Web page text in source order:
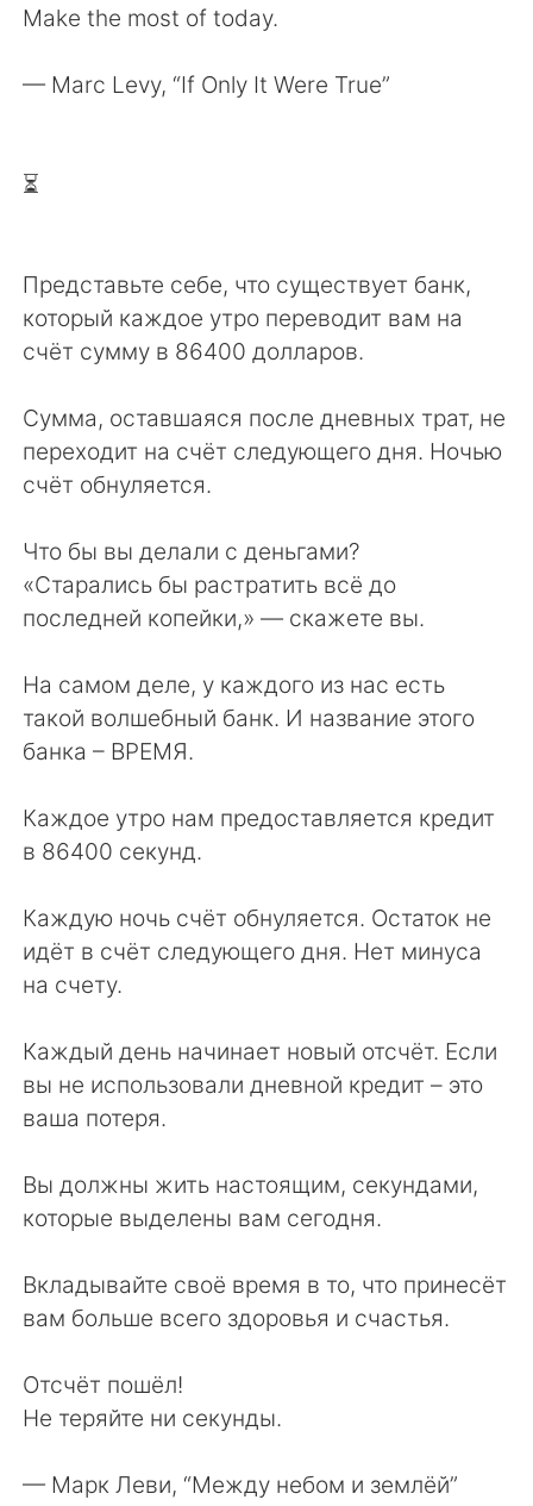
Make the most of today.
— Marc Levy, “If Only It Were True”
⏳
Представьте себе, что существует банк,
который каждое утро переводит вам на
счёт сумму в 86400 долларов.
Сумма, оставшаяся после дневных трат, не
переходит на счёт следующего дня. Ночью
счёт обнуляется.
Что бы вы делали с деньгами?
«Старались бы растратить всё до
последней копейки,» — скажете вы.
На самом деле, у каждого из нас есть
такой волшебный банк. И название этого
банка – ВРЕМЯ.
Каждое утро нам предоставляется кредит
в 86400 секунд.
Каждую ночь счёт обнуляется. Остаток не
идёт в счёт следующего дня. Нет минуса
на счету.
Каждый день начинает новый отсчёт. Если
вы не использовали дневной кредит – это
ваша потеря.
Вы должны жить настоящим, секундами,
которые выделены вам сегодня.
Вкладывайте своё время в то, что принесёт
вам больше всего здоровья и счастья.
Отсчёт пошёл!
Не теряйте ни секунды.
— Марк Леви⁠, “Между небом и землёй”